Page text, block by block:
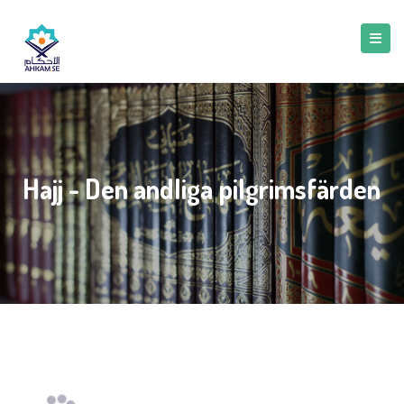
Hajj - Den andliga pilgrimsfärden